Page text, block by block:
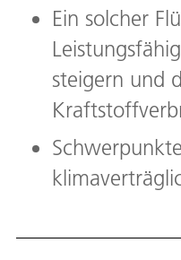
Ein solcher
steigern und